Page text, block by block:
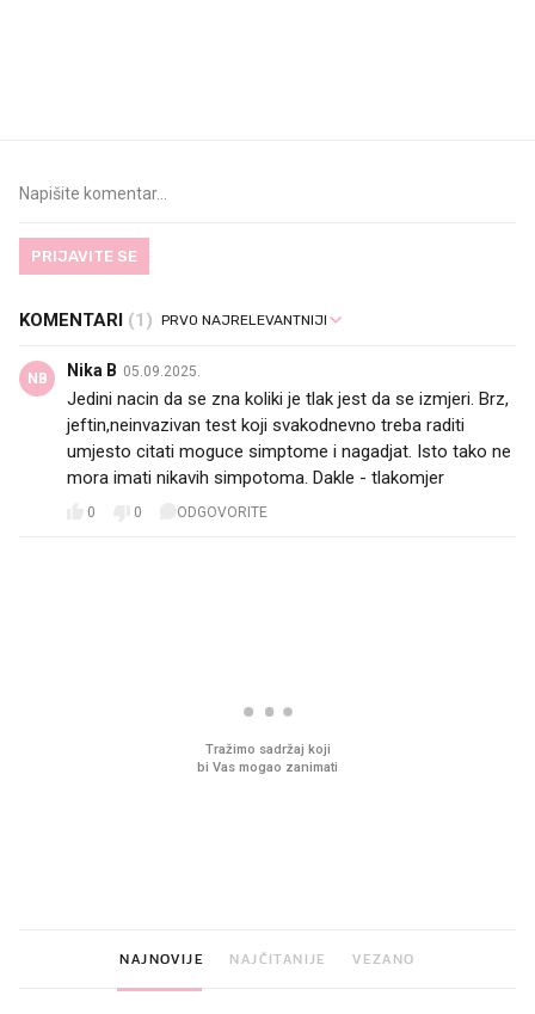
PRIJAVITE SE
KOMENTARI (1)
NB Nika B 05.09.2025.
Jedini nacin da se zna koliki je tlak jest da se izmjeri. Brz,
jeftin,neinvazivan test koji svakodnevno treba raditi
umjesto citati moguce simptome i nagadjat. Isto tako ne
mora imati nikavih simpotoma. Dakle - tlakomjer
0 0 ODGOVORITE
NAJNOVIJE NAJČITANIJE VEZANO